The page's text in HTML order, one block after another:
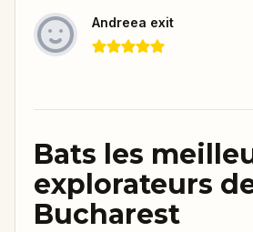
Andreea exit
Bats les
explorateurs
Bucharest